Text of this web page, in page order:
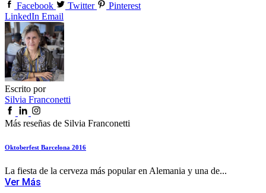
Facebook
Twitter
Pinterest
LinkedIn Email
Escrito por
Silvia Franconetti
Más reseñas de Silvia Franconetti
Oktoberfest Barcelona 2016
La fiesta de la cerveza más popular en Alemania y una de...
Ver Más